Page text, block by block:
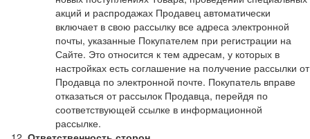
акций и распродажах Продавец автоматически
включает в свою рассылку все адреса электронной
почты, указанные Покупателем при регистрации на
Сайте. Это относится к тем адресам, у которых в
настройках есть соглашение на получение рассылки от
Продавца по электронной почте. Покупатель вправе
отказаться от рассылок Продавца, перейдя по
соответствующей ссылке в информационной
рассылке.